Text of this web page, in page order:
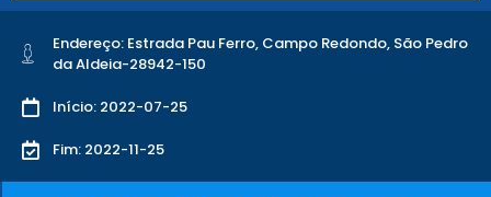
Endereço: Estrada Pau Ferro, Campo Redondo, São Pedro
da Aldeia-28942-150
Início: 2022-07-25
Fim: 2022-11-25